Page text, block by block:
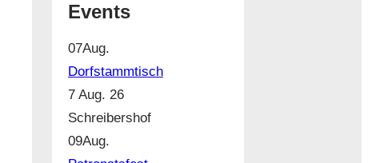
Events
07Aug.
Dorfstammtisch
7 Aug. 26
Schreibershof
09Aug.